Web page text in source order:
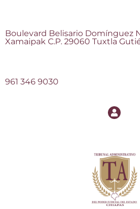
Boulevard Belisario Domínguez
Xamaipak C.P. 29060 Tuxtla
961 346 9030